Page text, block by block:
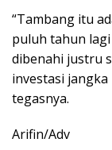
“Tambang itu
puluh tahun
dibenahi justru
investasi
tegasnya.
Arifin/Adv